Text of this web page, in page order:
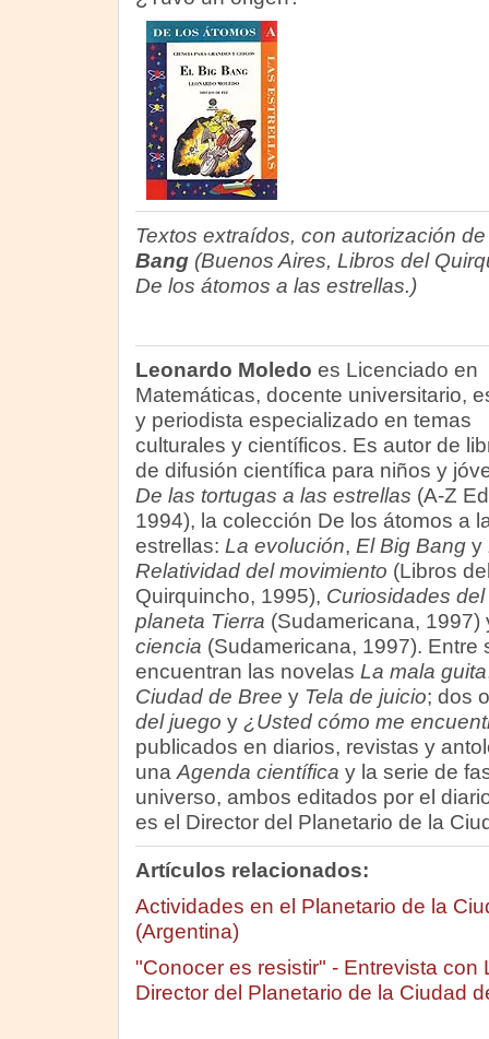
Textos extraídos, con autorización
Bang (Buenos Aires, Libros del
De los átomos a las estrellas.)
Leonardo Moledo es Licenciado en
Matemáticas, docente universitario,
y periodista especializado en temas
culturales y científicos. Es autor de
de difusión científica para niños y
De las tortugas a las estrellas (A-Z
1994), la colección De los átomos a
estrellas: La evolución, El Big Bangy
Relatividad del movimiento (Libros
Quirquincho, 1995), Curiosidades del
planeta Tierra (Sudamericana, 1997)
ciencia (Sudamericana, 1997). Entre
encuentran las novelas La mala guita
Ciudad de Bree y Tela de juicio; dos
del juego y ¿Usted cómo me
publicados en diarios, revistas y
una Agenda científica y la serie de
universo, ambos editados por el
es el Director del Planetario de la
Artículos relacionados:
Actividades en el Planetario de la
(Argentina)
"Conocer es resistir" - Entrevista con
Director del Planetario de la Ciudad